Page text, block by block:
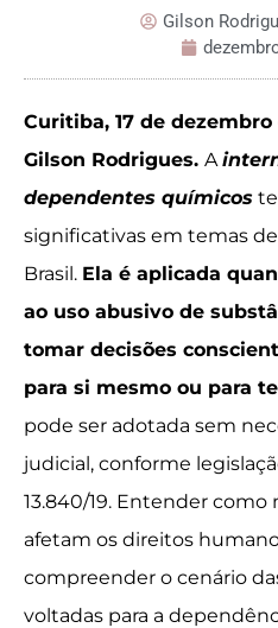
Gilson
Curitiba, 17 de
Gilson Rodrigues. A
dependentes químicos
significativas em temas
Brasil. Ela é aplicada
ao uso abusivo de
tomar decisões
para si mesmo ou para
pode ser adotada sem
judicial, conforme
13.840/19. Entender como
afetam os direitos
compreender o cenário
voltadas para a